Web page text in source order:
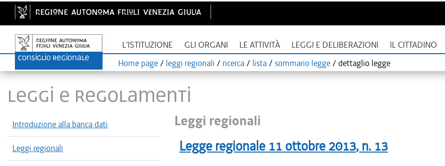
L'ISTITUZIONE GLI ORGANI LE ATTIVITÀ LEGGI E DELIBERAZIONI IL CITTADINO
Home page / leggi regionali / ricerca / lista / sommario legge / dettaglio legge
LEGGI E REGOLAMENTI
Introduzione alla banca dati
Leggi regionali
Leggi regionali
Legge regionale 11 ottobre 2013, n. 13